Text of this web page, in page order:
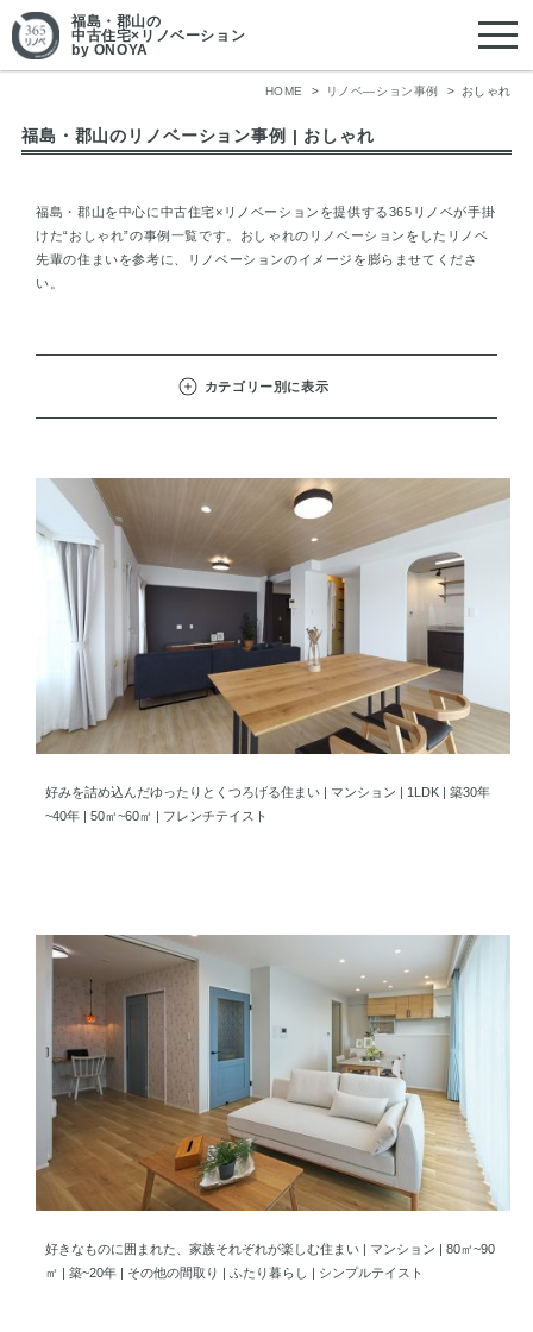
福島・郡山の
中古住宅×リノベーション
by ONOYA
HOME リノベ―ション事例 おしゃれ
福島・郡山のリノベーション事例 | おしゃれ
福島・郡山を中心に中古住宅×リノベーションを提供する365リノベが手掛
けた“おしゃれ”の事例一覧です。おしゃれのリノベーションをしたリノベ
先輩の住まいを参考に、リノベーションのイメージを膨らませてくださ
い。
カテゴリー別に表示
好みを詰め込んだゆったりとくつろげる住まい | マンション | 1LDK | 築30年
~40年 | 50㎡~60㎡ | フレンチテイスト
好きなものに囲まれた、家族それぞれが楽しむ住まい | マンション | 80㎡~90
㎡ | 築~20年 | その他の間取り | ふたり暮らし | シンプルテイスト